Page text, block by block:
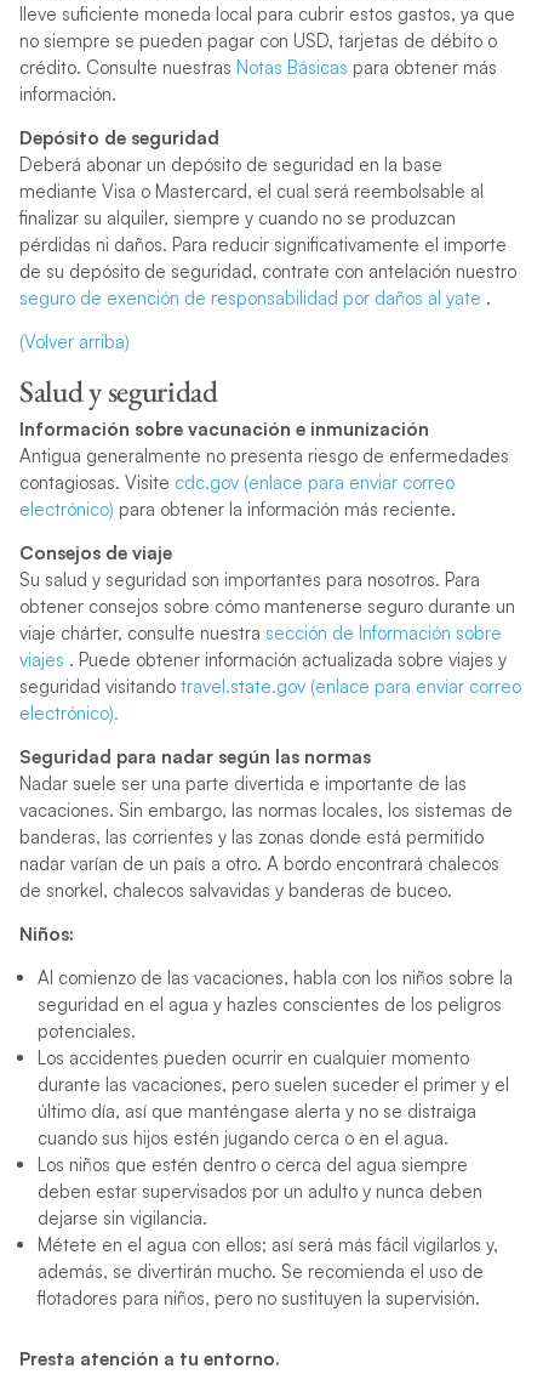
lleve suficiente moneda local para cubrir estos gastos, ya que
no siempre se pueden pagar con USD, tarjetas de débito o
crédito. Consulte nuestras Notas Básicas para obtener más
información.
Depósito de seguridad
Deberá abonar un depósito de seguridad en la base
mediante Visa o Mastercard, el cual será reembolsable al
finalizar su alquiler, siempre y cuando no se produzcan
pérdidas ni daños. Para reducir significativamente el importe
de su depósito de seguridad, contrate con antelación nuestro
seguro de exención de responsabilidad por daños al yate .
(Volver arriba)
Salud y seguridad
Información sobre vacunación e inmunización
Antigua generalmente no presenta riesgo de enfermedades
contagiosas. Visite cdc.gov (enlace para enviar correo
electrónico) para obtener la información más reciente.
Consejos de viaje
Su salud y seguridad son importantes para nosotros. Para
obtener consejos sobre cómo mantenerse seguro durante un
viaje chárter, consulte nuestra sección de Información sobre
viajes . Puede obtener información actualizada sobre viajes y
seguridad visitando travel.state.gov (enlace para enviar correo
electrónico).
Seguridad para nadar según las normas
Nadar suele ser una parte divertida e importante de las
vacaciones. Sin embargo, las normas locales, los sistemas de
banderas, las corrientes y las zonas donde está permitido
nadar varían de un país a otro. A bordo encontrará chalecos
de snorkel, chalecos salvavidas y banderas de buceo.
Niños:
Al comienzo de las vacaciones, habla con los niños sobre la
seguridad en el agua y hazles conscientes de los peligros
potenciales.
Los accidentes pueden ocurrir en cualquier momento
durante las vacaciones, pero suelen suceder el primer y el
último día, así que manténgase alerta y no se distraiga
cuando sus hijos estén jugando cerca o en el agua.
Los niños que estén dentro o cerca del agua siempre
deben estar supervisados ​​por un adulto y nunca deben
dejarse sin vigilancia.
Métete en el agua con ellos; así será más fácil vigilarlos y,
además, se divertirán mucho. Se recomienda el uso de
flotadores para niños, pero no sustituyen la supervisión.
Presta atención a tu entorno.